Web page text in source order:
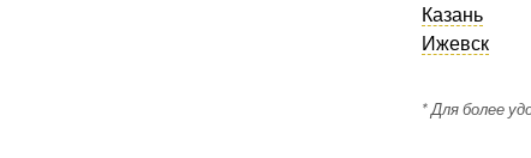
Казань
Ижевск
* Для более